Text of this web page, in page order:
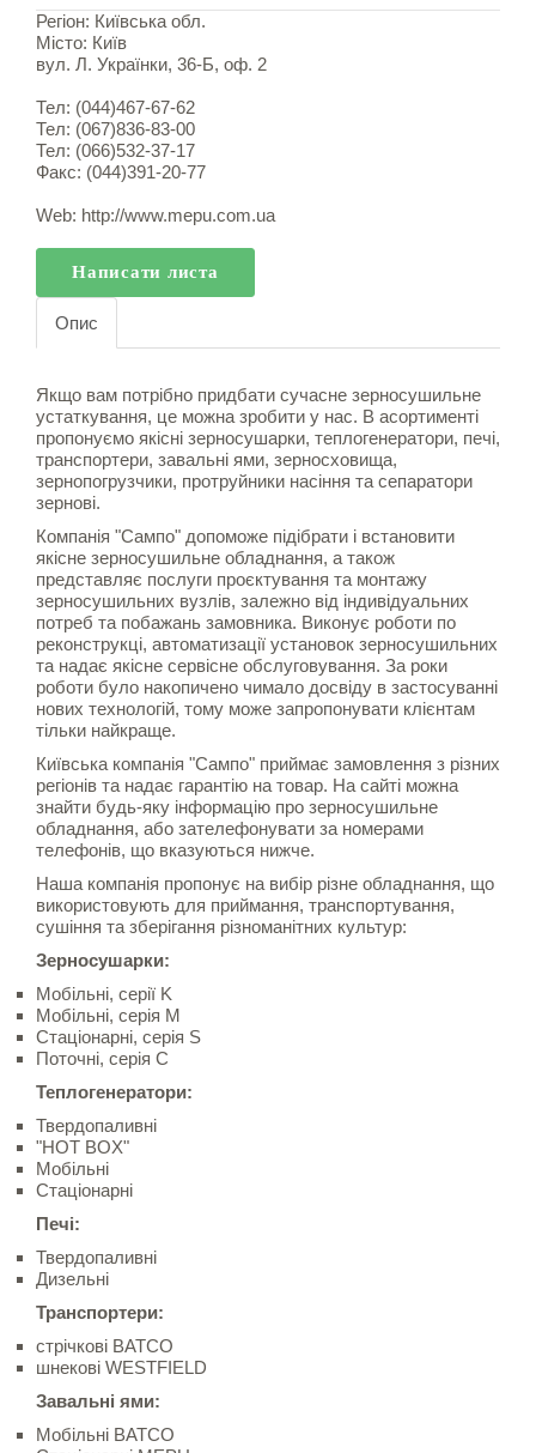
Регіон: Київська обл.
Місто: Київ
вул. Л. Українки, 36-Б, оф. 2
Тел: (044)467-67-62
Тел: (067)836-83-00
Тел: (066)532-37-17
Факс: (044)391-20-77
Web: http://www.mepu.com.ua
Написати листа
Опис
Якщо вам потрібно придбати сучасне зерносушильне
устаткування, це можна зробити у нас. В асортименті
пропонуємо якісні зерносушарки, теплогенератори, печі,
транспортери, завальні ями, зерносховища,
зернопогрузчики, протруйники насіння та сепаратори
зернові.
Компанія "Сампо" допоможе підібрати і встановити
якісне зерносушильне обладнання, а також
представляє послуги проєктування та монтажу
зерносушильних вузлів, залежно від індивідуальних
потреб та побажань замовника. Виконує роботи по
реконструкці, автоматизації установок зерносушильних
та надає якісне сервісне обслуговування. За роки
роботи було накопичено чимало досвіду в застосуванні
нових технологій, тому може запропонувати клієнтам
тільки найкраще.
Київська компанія "Сампо" приймає замовлення з різних
регіонів та надає гарантію на товар. На сайті можна
знайти будь-яку інформацію про зерносушильне
обладнання, або зателефонувати за номерами
телефонів, що вказуються нижче.
Наша компанія пропонує на вибір різне обладнання, що
використовують для приймання, транспортування,
сушіння та зберігання різноманітних культур:
Зерносушарки:
Мобільні, серії K
Мобільні, серія M
Стаціонарні, серія S
Поточні, серія C
Теплогенератори:
Твердопаливні
"HOT BOX"
Мобільні
Стаціонарні
Печі:
Твердопаливні
Дизельні
Транспортери:
стрічкові BATCO
шнекові WESTFIELD
Завальні ями:
Мобільні BATCO